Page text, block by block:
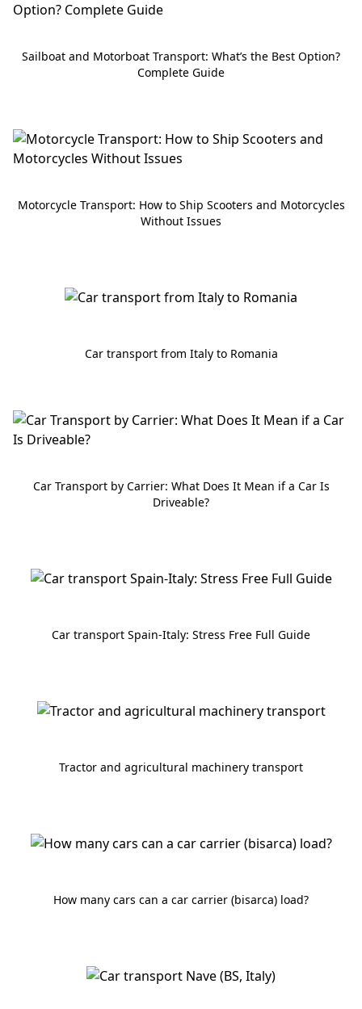
Sailboat and Motorboat Transport: What’s the Best Option?
Complete Guide
Motorcycle Transport: How to Ship Scooters and Motorcycles
Without Issues
Car transport from Italy to Romania
Car Transport by Carrier: What Does It Mean if a Car Is
Driveable?
Car transport Spain-Italy: Stress Free Full Guide
Tractor and agricultural machinery transport
How many cars can a car carrier (bisarca) load?